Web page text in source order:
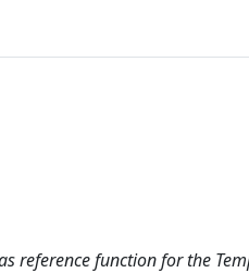
reference function for the